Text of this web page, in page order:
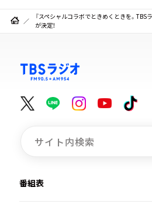
『スペシャルコラボでときめくときを。
が決定！
番組表